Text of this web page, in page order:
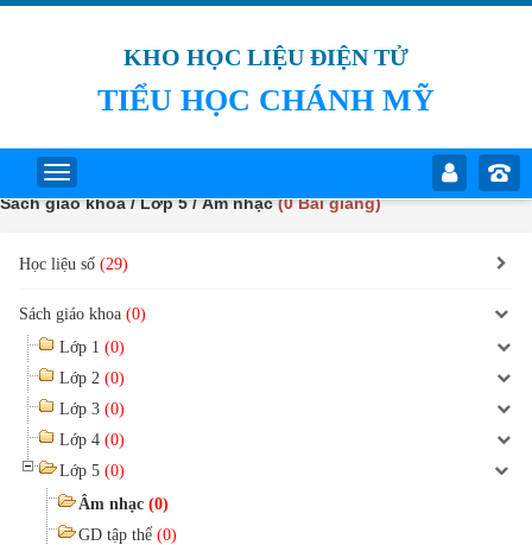
KHO HỌC LIỆU ĐIỆN TỬ
TIỂU HỌC CHÁNH MỸ
Sách giáo khoa / Lớp 5 / Âm nhạc(0 Bài giảng)
Học liệu số (29)
Sách giáo khoa (0)
Lớp 1 (0)
Lớp 2 (0)
Lớp 3 (0)
Lớp 4 (0)
Lớp 5 (0)
Âm nhạc (0)
GD tập thể (0)